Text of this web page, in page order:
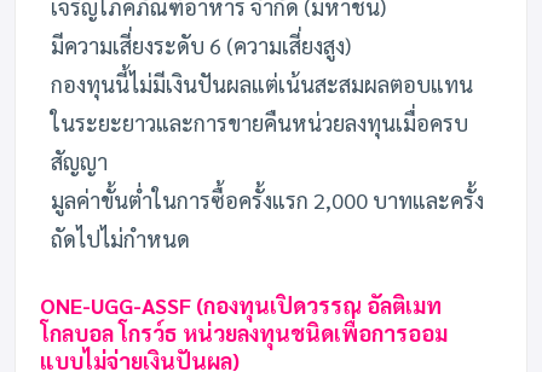
เจริญโภคภัณฑ์อาหาร จำกัด (มหาชน)
มีความเสี่ยงระดับ 6 (ความเสี่ยงสูง)
กองทุนนี้ไม่มีเงินปันผลแต่เน้นสะสมผลตอบแทน
ในระยะยาวและการขายคืนหน่วยลงทุนเมื่อครบ
สัญญา
มูลค่าขั้นต่ำในการซื้อครั้งแรก 2,000 บาทและครั้ง
ถัดไปไม่กำหนด
ONE-UGG-ASSF (กองทุนเปิดวรรณ อัลติเมท
โกลบอล โกรว์ธ หน่วยลงทุนชนิดเพื่อการออม
แบบไม่จ่ายเงินปันผล)